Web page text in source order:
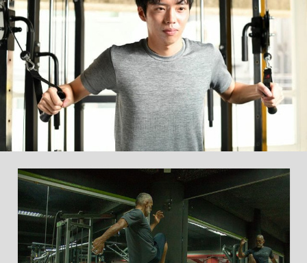
キ
ッ
プ
を
発
見
す
る
た
め
に、
悩
み
を
解
し、
信
を